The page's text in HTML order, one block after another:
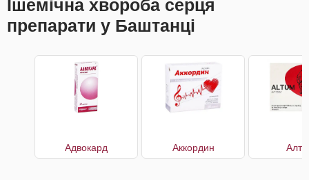
Ішемічна хвороба серця
препарати у Баштанці
Адвокард Аккордин